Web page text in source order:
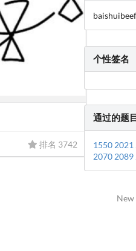
排名 3742
个性签名
通过的题
15502021
20702089